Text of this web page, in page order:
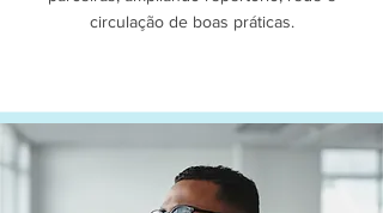
circulação de boas práticas.